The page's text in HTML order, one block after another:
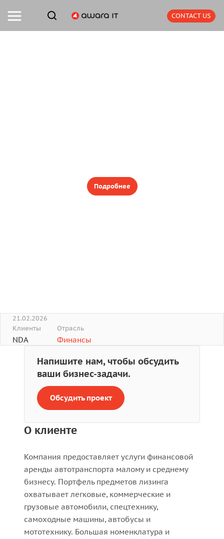
CONTACT US
Подробнее
21.02.2026
Клиенты
NDA
Отрасль
Финансы
Напишите нам, чтобы обсудить
ваши бизнес-задачи.
Обсудить проект
О клиенте
Компания предоставляет услуги финансовой
аренды автотранспорта малому и среднему
бизнесу. Портфель предметов лизинга
охватывает легковые, коммерческие и
грузовые автомобили, спецтехнику,
самоходные машины, автобусы и
мототехнику. Большая номенклатура и